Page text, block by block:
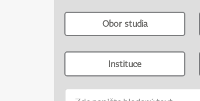
Obor studia
Instituce